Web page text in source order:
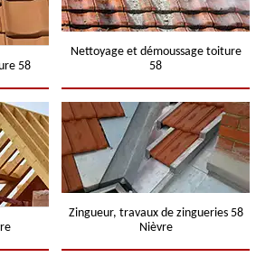
58
Nettoyage et démoussage toiture
58
Zingueur, travaux de zingueries 58
Nièvre